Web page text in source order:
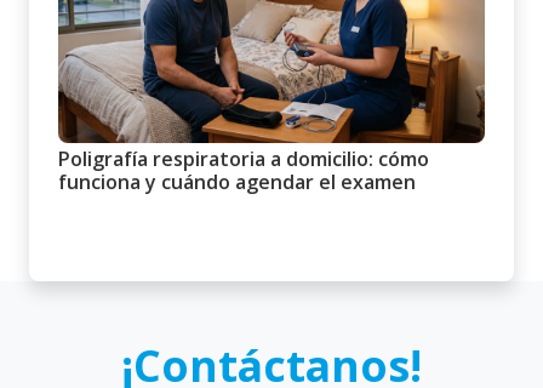
Poligrafía respiratoria a domicilio: cómo
funciona y cuándo agendar el examen
¡Contáctanos!